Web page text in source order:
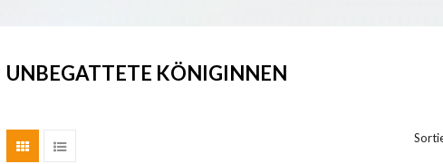
UNBEGATTETE KÖNIGINNEN